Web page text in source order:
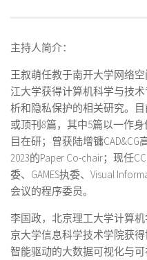
主持人简介：
王叙萌任教于南开大学网络
江大学获得计算机科学与技
析和隐私保护的相关研究。
或顶刊8篇，其中5篇以一作
目在研；曾获陆增镛CAD&CG
2023的Paper Co-chair；现任
委、GAMES执委、Visual
会议的程序委员。
李国政，北京理工大学计算
京大学信息科学技术学院获
智能驱动的大数据可视化与